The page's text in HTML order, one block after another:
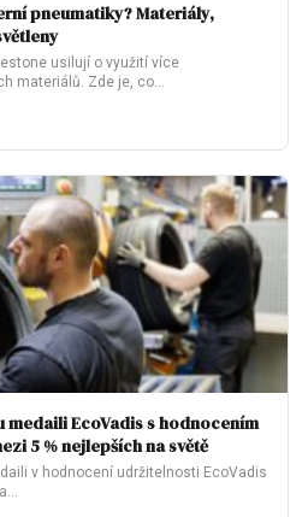
pneumatiky? Materiály,
usilují o využití více
materiálů. Zde je, co…
EcoVadis s hodnocením
5 % nejlepších na světě
v hodnocení udržitelnosti EcoVadis